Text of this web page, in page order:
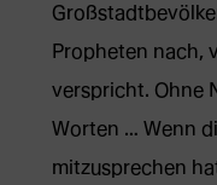
Propheten nach,
verspricht. Ohne
Worten … Wenn
mitzusprechen